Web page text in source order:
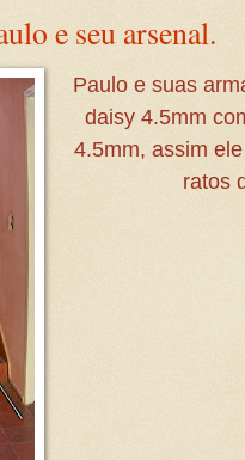
e seu arsenal.
Paulo e suas
daisy 4.5mm
4.5mm, assim
ratos